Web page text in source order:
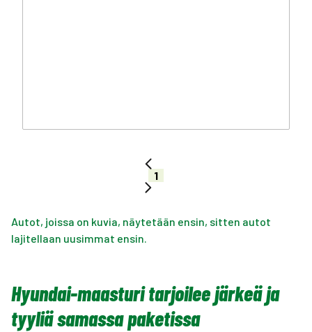
1
Autot, joissa on kuvia, näytetään ensin, sitten autot
lajitellaan uusimmat ensin.
Hyundai-maasturi tarjoilee järkeä ja
tyyliä samassa paketissa